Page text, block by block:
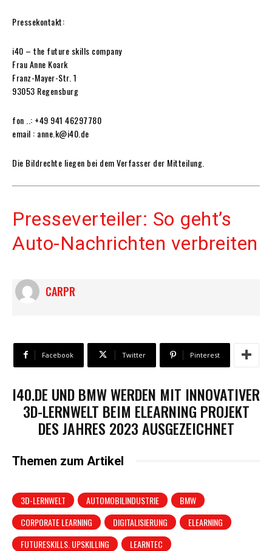
Pressekontakt:
i40 – the future skills company
Frau Anne Koark
Franz-Mayer-Str. 1
93053 Regensburg
fon ..: +49 941 46297780
email : anne.k@i40.de
Die Bildrechte liegen bei dem Verfasser der Mitteilung.
Presseverteiler: So geht’s
Auto-Nachrichten verbreiten
CARPR
Facebook Twitter Pinterest
I40.DE UND BMW WERDEN MIT INNOVATIVER
3D-LERNWELT BEIM ELEARNING PROJEKT
DES JAHRES 2023 AUSGEZEICHNET
Themen zum Artikel
3D-LERNWELT AUTOMOBILINDUSTRIE
BMW
CORPORATE LEARNING
DIGITALISIERUNG
ELEARNING
FUTURESKILLS. UPSKILLING
LEARNTEC